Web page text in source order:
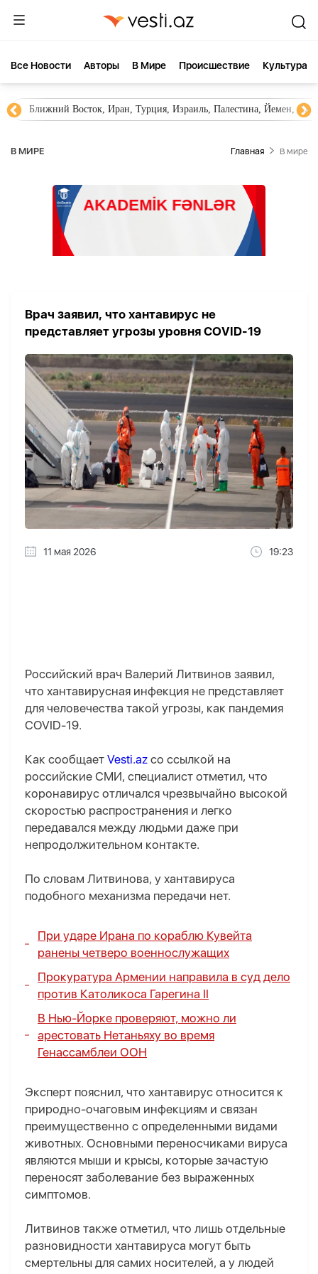
Все Новости Aвторы В Мире Происшествие Культура
Ближний Восток, Иран, Турция, Израиль, Палестина, Йемен,
В МИРЕ Главная В мире
Врач заявил, что хантавирус не
представляет угрозы уровня COVID-19
11 мая 2026 19:23
Российский врач Валерий Литвинов заявил,
что хантавирусная инфекция не представляет
для человечества такой угрозы, как пандемия
COVID-19.
Как сообщает Vesti.az со ссылкой на
российские СМИ, специалист отметил, что
коронавирус отличался чрезвычайно высокой
скоростью распространения и легко
передавался между людьми даже при
непродолжительном контакте.
По словам Литвинова, у хантавируса
подобного механизма передачи нет.
При ударе Ирана по кораблю Кувейта
ранены четверо военнослужащих
Прокуратура Армении направила в суд дело
против Католикоса Гарегина II
В Нью-Йорке проверяют, можно ли
арестовать Нетаньяху во время
Генассамблеи ООН
Эксперт пояснил, что хантавирус относится к
природно-очаговым инфекциям и связан
преимущественно с определенными видами
животных. Основными переносчиками вируса
являются мыши и крысы, которые зачастую
переносят заболевание без выраженных
симптомов.
Литвинов также отметил, что лишь отдельные
разновидности хантавируса могут быть
смертельны для самих носителей, а у людей